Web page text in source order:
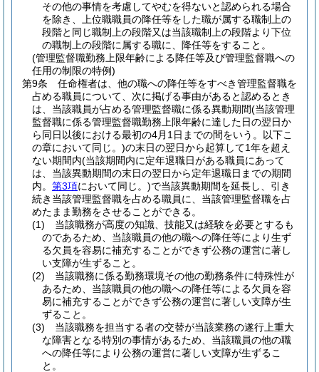
その他の事情を考慮してやむを得ないと認められる場合
を除き、上位職職員の降任等をした職が属する職制上の
段階と同じ職制上の段階又は当該職制上の段階より下位
の職制上の段階に属する職に、降任等をすること。
(管理監督職勤務上限年齢による降任等及び管理監督職への
任用の制限の特例)
第9条
任命権者は、他の職への降任等をすべき管理監督職を
占める職員について、次に掲げる事由があると認めるとき
は、当該職員が占める管理監督職に係る異動期間(当該管理
監督職に係る管理監督職勤務上限年齢に達した日の翌日か
ら同日以後における最初の4月1日までの間をいう。以下こ
の章において同じ。)の末日の翌日から起算して1年を超え
ない期間内(当該期間内に定年退職日がある職員にあって
は、当該異動期間の末日の翌日から定年退職日までの期間
内。 第3項において同じ。)で当該異動期間を延長し、引き
続き当該管理監督職を占める職員に、当該管理監督職を占
めたまま勤務をさせることができる。
(1)
当該職務が高度の知識、技能又は経験を必要とするも
のであるため、当該職員の他の職への降任等により生ず
る欠員を容易に補充することができず公務の運営に著し
い支障が生ずること。
(2)
当該職務に係る勤務環境その他の勤務条件に特殊性が
あるため、当該職員の他の職への降任等による欠員を容
易に補充することができず公務の運営に著しい支障が生
ずること。
(3)
当該職務を担当する者の交替が当該業務の遂行上重大
な障害となる特別の事情があるため、当該職員の他の職
への降任等により公務の運営に著しい支障が生ずるこ
と。